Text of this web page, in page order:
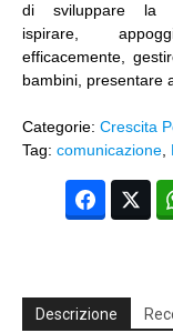
di sviluppare la
ispirare,
efficacemente,
bambini, presentare
Categorie: Crescita
Tag: comunicazione
Descrizione